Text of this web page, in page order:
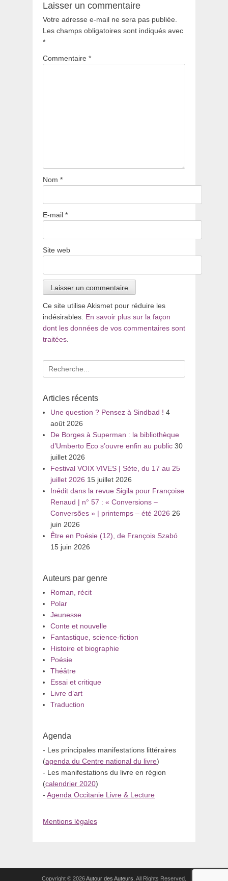
Laisser un commentaire
Votre adresse e-mail ne sera pas publiée.
Les champs obligatoires sont indiqués avec
*
Commentaire *
Nom *
E-mail *
Site web
Ce site utilise Akismet pour réduire les
indésirables. En savoir plus sur la façon
dont les données de vos commentaires sont
traitées
Recherche
pour
Articles récents
Une question ? Pensez à Sindbad ! 4
août 2026
De Borges à Superman : la bibliothèque
d’Umberto Eco s’ouvre enfin au public 30
juillet 2026
Festival VOIX VIVES | Sète, du 17 au 25
juillet 2026 15 juillet 2026
Inédit dans la revue Sigila pour Françoise
Renaud | n° 57 : « Conversions –
Conversões » | printemps – été 2026 26
juin 2026
Être en Poésie (12), de François Szabó
15 juin 2026
Auteurs par genre
Roman, récit
Polar
Jeunesse
Conte et nouvelle
Fantastique, science-fiction
Histoire et biographie
Poésie
Théâtre
Essai et critique
Livre d’art
Traduction
Agenda
- Les principales manifestations littéraires
(agenda du Centre national du livre)
- Les manifestations du livre en région
(calendrier 2020)
- Agenda Occitanie Livre & Lecture
Mentions légales
Copyright © 2026Autour des Auteurs . All Rights Reserved.